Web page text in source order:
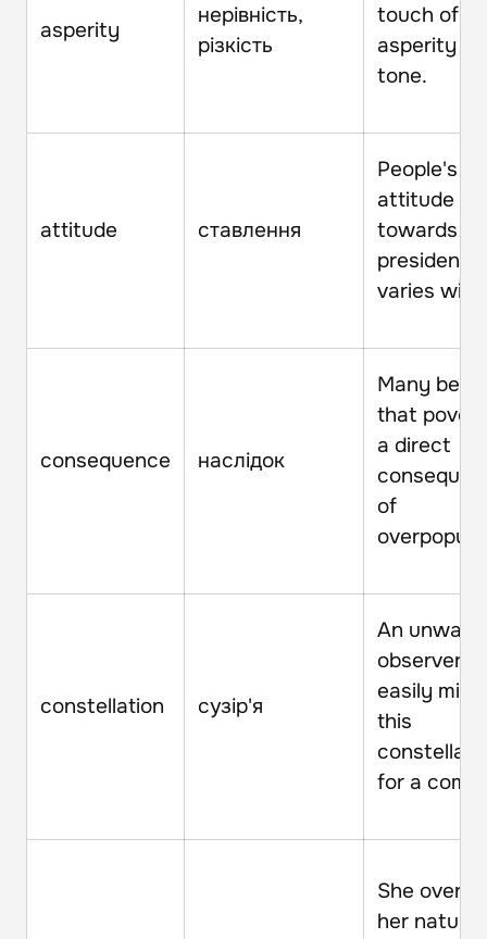
asperity
нерівність,
різкість
touch of
asperity in
tone.
attitude ставлення
People's
attitude
towards
president
varies
consequence наслідок
Many
that
a direct
of
constellation сузір'я
An unwary
observer
easily
this
for a
She
her natural